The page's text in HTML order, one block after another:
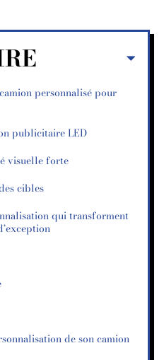
personnalisé pour
publicitaire LED
visuelle forte
cibles
qui transforment
de son camion